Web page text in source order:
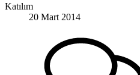
Katılım
20 Mart 2014